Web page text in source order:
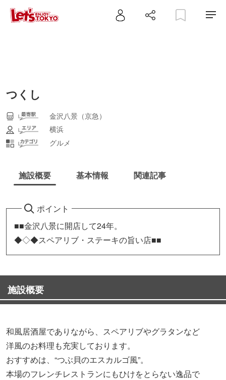
つくし
金沢八景（京急）
横浜
グルメ
施設概要 基本情報 関連記事
ポイント
■■金沢八景に開店して24年。
◆◇◆スペアリブ・ステーキの旨い店■■
施設概要
和風居酒屋でありながら、スペアリブやグラタンなど
洋風のお料理も充実しております。
おすすめは、“つぶ貝のエスカルゴ風”。
本場のフレンチレストランにもひけをとらない逸品で